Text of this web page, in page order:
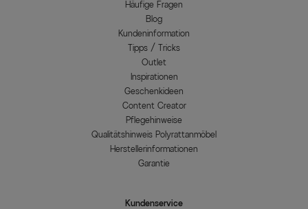
Häufige Fragen
Blog
Kundeninformation
Tipps / Tricks
Outlet
Inspirationen
Geschenkideen
Content Creator
Pflegehinweise
Qualitätshinweis Polyrattanmöbel
Herstellerinformationen
Garantie
Kundenservice